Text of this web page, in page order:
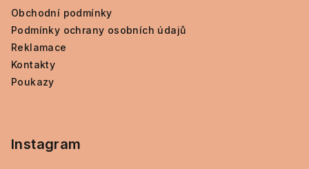
Obchodní podmínky
Podmínky ochrany osobních údajů
Reklamace
Kontakty
Poukazy
Instagram